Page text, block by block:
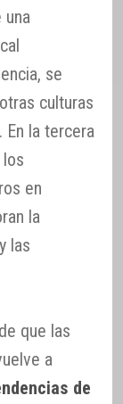
se
culturas
la tercera
en
la
las
que las
a
de